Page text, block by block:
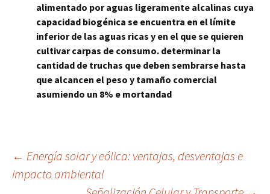
alimentado por aguas ligeramente alcalinas cuya
capacidad biogénica se encuentra en el límite
inferior de las aguas ricas y en el que se quieren
cultivar carpas de consumo. determinar la
cantidad de truchas que deben sembrarse hasta
que alcancen el peso y tamaño comercial
asumiendo un 8% e mortandad
Navegación
← Energía solar y eólica: ventajas, desventajas e
impacto ambiental